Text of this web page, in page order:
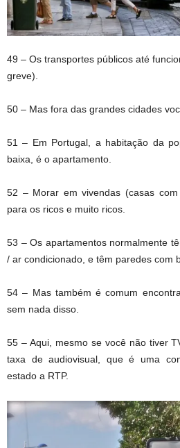
49 – Os transportes públicos até
greve).
50 – Mas fora das grandes cidades
51 – Em Portugal, a habitação da
baixa, é o apartamento.
52 – Morar em vivendas (casas
para os ricos e muito ricos.
53 – Os apartamentos normalmente
/ ar condicionado, e têm paredes com
54 – Mas também é comum
sem nada disso.
55 – Aqui, mesmo se você não tiver
taxa de audiovisual, que é uma
estado a RTP.